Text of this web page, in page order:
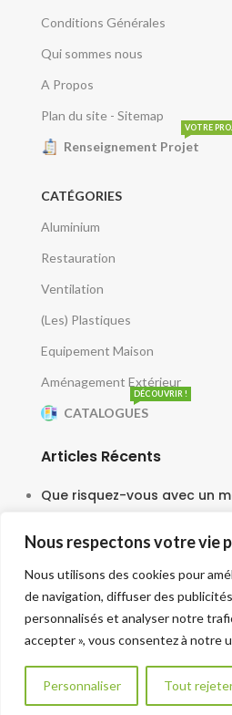
Nous respectons votre vie
Nous utilisons des cookies pour
de navigation, diffuser des
personnalisés et analyser notre
accepter », vous consentez à notre
Personnaliser Tout
Conditions Générales
Qui sommes nous
A Propos
Plan du site - Sitemap
Renseignement Projet
VOTRE
CATÉGORIES
Aluminium
Restauration
Ventilation
(Les) Plastiques
Equipement Maison
Aménagement Extérieur
CATALOGUES
DÉCOUVRIR !
Articles Récents
Que risquez-vous avec un
Le moteur escargot est-il
3 juin 2025
Faut-il une tourelle pour
30 mai 2025